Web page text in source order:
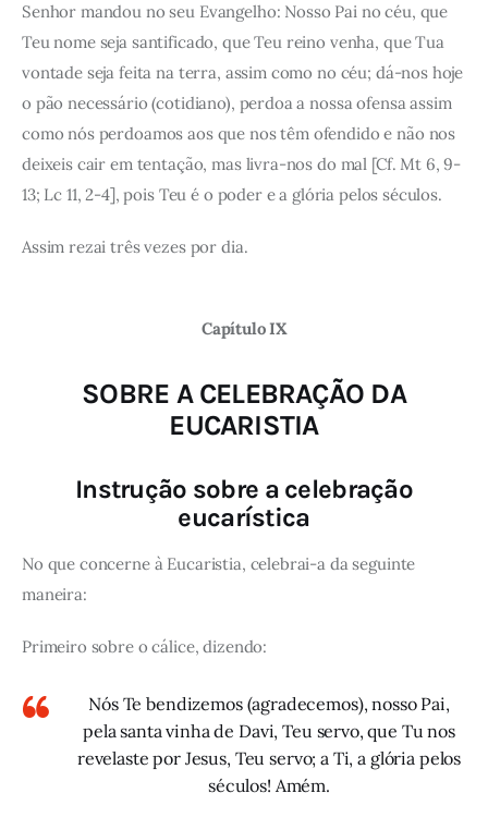
Senhor mandou no seu Evangelho: Nosso Pai no céu, que
Teu nome seja santificado, que Teu reino venha, que Tua
vontade seja feita na terra, assim como no céu; dá-nos hoje
o pão necessário (cotidiano), perdoa a nossa ofensa assim
como nós perdoamos aos que nos têm ofendido e não nos
deixeis cair em tentação, mas livra-nos do mal [Cf. Mt 6, 9-
13; Lc 11, 2-4], pois Teu é o poder e a glória pelos séculos.
Assim rezai três vezes por dia.
Capítulo IX
SOBRE A CELEBRAÇÃO DA
EUCARISTIA
Instrução sobre a celebração
eucarística
No que concerne à Eucaristia, celebrai-a da seguinte
maneira:
Primeiro sobre o cálice, dizendo:
Nós Te bendizemos (agradecemos), nosso Pai,
pela santa vinha de Davi, Teu servo, que Tu nos
revelaste por Jesus, Teu servo; a Ti, a glória pelos
séculos! Amém.